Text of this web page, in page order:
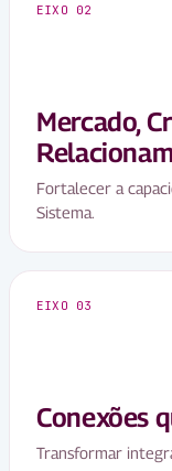
EIXO 02
Mercado,
Fortalecer a
Sistema.
EIXO 03
Conexões
Transformar